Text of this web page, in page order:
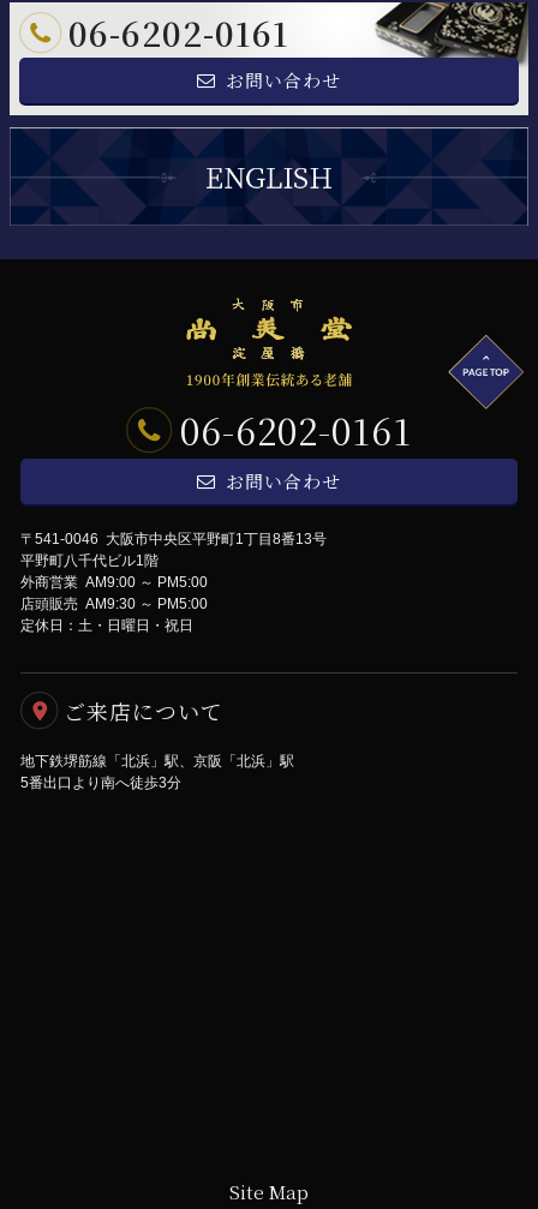
06-6202-0161
お問い合わせ
06-6202-0161
お問い合わせ
〒541-0046 大阪市中央区平野町1丁目8番13号
平野町八千代ビル1階
外商営業 AM9:00 ～ PM5:00
店頭販売 AM9:30 ～ PM5:00
定休日：土・日曜日・祝日
ご来店について
地下鉄堺筋線「北浜」駅、京阪「北浜」駅
5番出口より南へ徒歩3分
Site Map